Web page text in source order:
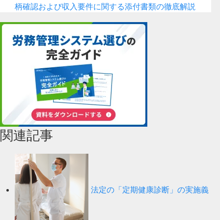
柄確認および収入要件に関する添付書類の徹底解説
関連記事
法定の「定期健康診断」の実施義